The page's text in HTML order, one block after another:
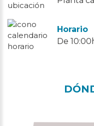
Horario
De